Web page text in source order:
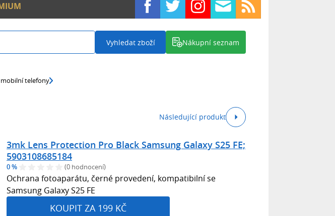
Vyhledat zboží Nákupní seznam
telefony
Následující produkt
3mk Lens Protection Pro Black Samsung Galaxy S25 FE;
5903108685184
0 % (0 hodnocení)
Ochrana fotoaparátu, černé provedení, kompatibilní se
Samsung Galaxy S25 FE
KOUPIT ZA 199 KČ